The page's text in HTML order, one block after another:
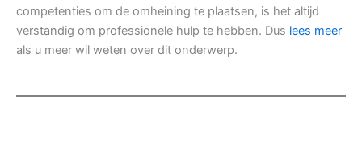
competenties om de omheining te plaatsen, is het altijd
verstandig om professionele hulp te hebben. Dus lees meer
als u meer wil weten over dit onderwerp.